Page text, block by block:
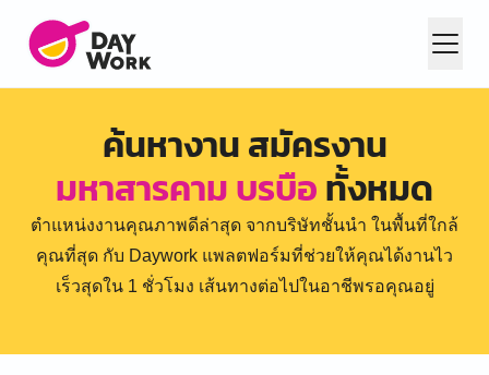
ค้นหางาน สมัครงาน
มหาสารคาม บรบือทั้งหมด
ตำแหน่งงานคุณภาพดีล่าสุด จากบริษัทชั้นนำ ในพื้นที่ใกล้
คุณที่สุด กับ Daywork แพลตฟอร์มที่ช่วยให้คุณได้งานไว
เร็วสุดใน 1 ชั่วโมง เส้นทางต่อไปในอาชีพรอคุณอยู่